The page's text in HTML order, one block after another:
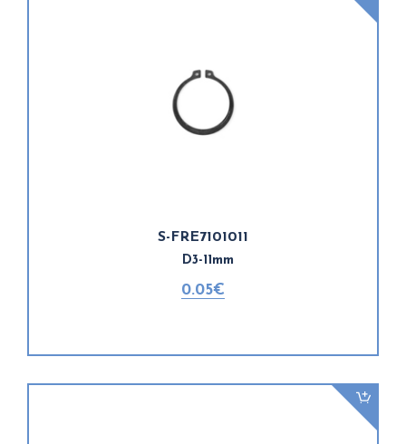
S-FRE7101011
D3-11mm
0.05€